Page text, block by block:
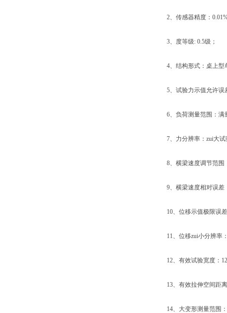
2、传感器精度：
3、度等级: 0.5级；
4、结构形式：桌上型
5、试验力示值允许误
6、负荷测量范围：满
7、力分辨率：zui大试
8、横梁速度调节范围：
9、横梁速度相对误差
10、位移示值极限误差
11、位移zui小分辨率：
12、有效试验宽度：
13、有效拉伸空间距离
14、大变形测量范围：